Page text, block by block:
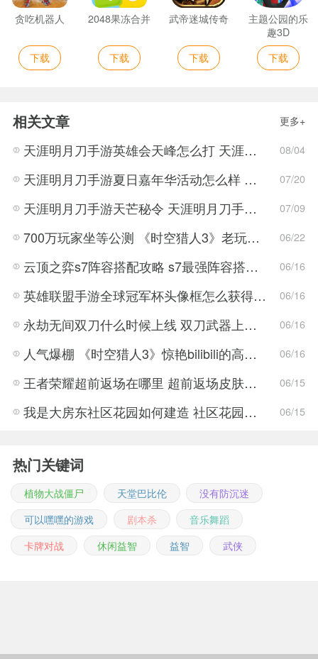
贪吃机器人
下载
2048果冻合并
下载
武帝迷城传奇
下载
主题公园的乐
趣3D
下载
相关文章 更多+
天涯明月刀手游英雄会天峰怎么打 天涯明月刀手游英雄会天峰打法阵容推荐 08/04
天涯明月刀手游夏日嘉年华活动怎么样 天涯明月刀手游夏日嘉年华活动介绍 07/20
天涯明月刀手游天芒秘令 天涯明月刀手游天芒秘令攻略 07/09
700万玩家坐等公测 《时空猎人3》老玩家加速回归! 06/22
云顶之弈s7阵容搭配攻略 s7最强阵容搭配组成大全最新 06/16
英雄联盟手游全球冠军杯头像框怎么获得 LOL手游2022全球冠军杯头像框领取活动 06/16
永劫无间双刀什么时候上线 双刀武器上线时间说明与分享 06/16
人气爆棚 《时空猎人3》惊艳bilibili的高能游戏展发布会 06/16
王者荣耀超前返场在哪里 超前返场皮肤介绍与活动一览 06/15
我是大房东社区花园如何建造 社区花园建造有什么条件 06/15
热门关键词
植物大战僵尸 天堂巴比伦
没有防沉迷
可以嘿嘿的游戏
剧本杀
音乐舞蹈
卡牌对战
休闲益智 益智 武侠